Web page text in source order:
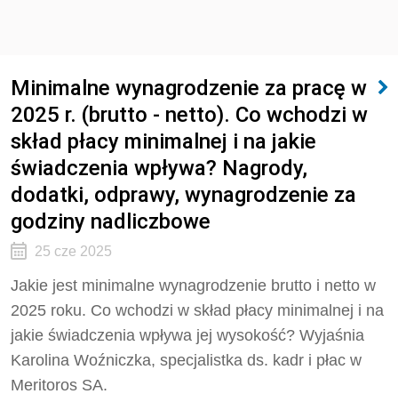
Minimalne wynagrodzenie za pracę w
2025 r. (brutto - netto). Co wchodzi w
skład płacy minimalnej i na jakie
świadczenia wpływa? Nagrody,
dodatki, odprawy, wynagrodzenie za
godziny nadliczbowe
25 cze 2025
Jakie jest minimalne wynagrodzenie brutto i netto w
2025 roku. Co wchodzi w skład płacy minimalnej i na
jakie świadczenia wpływa jej wysokość? Wyjaśnia
Karolina Woźniczka, specjalistka ds. kadr i płac w
Meritoros SA.